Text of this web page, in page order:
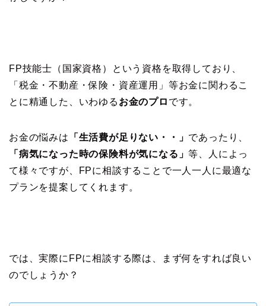
FP技能士（国家資格）という資格を取得しており、
「税金・不動産・保険・資産運用」等お金に関わるこ
とに精通した、いわゆる お金のプロ です。
お金の悩みは 「生活費が足りない・・」 であったり、
「病気になった時の保険料が気になる」等、人によっ
て様々ですが、FPに相談することで一人一人に最適な
プランを提案してくれます。
では、実際にFPに相談する際は、まず何をすれば良い
のでしょうか？